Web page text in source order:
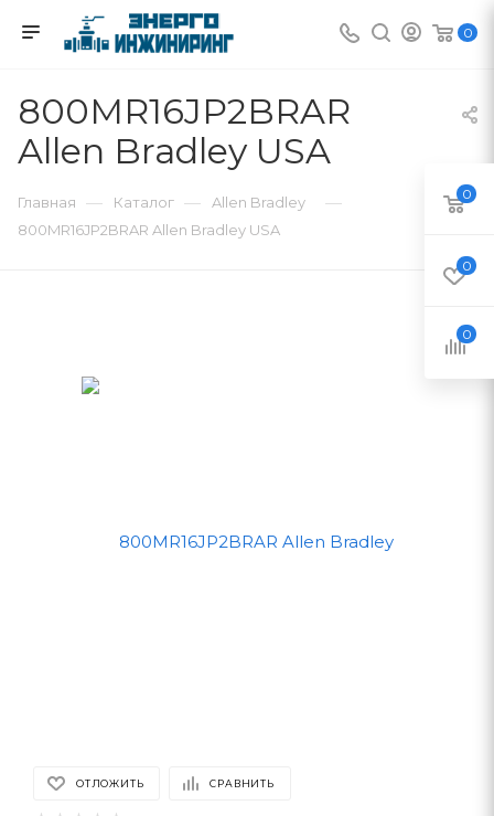
0
800MR16JP2BRAR
Allen Bradley USA
Главная — Каталог — Allen Bradley —
800MR16JP2BRAR Allen Bradley USA
ОТЛОЖИТЬ СРАВНИТЬ
0
0
0